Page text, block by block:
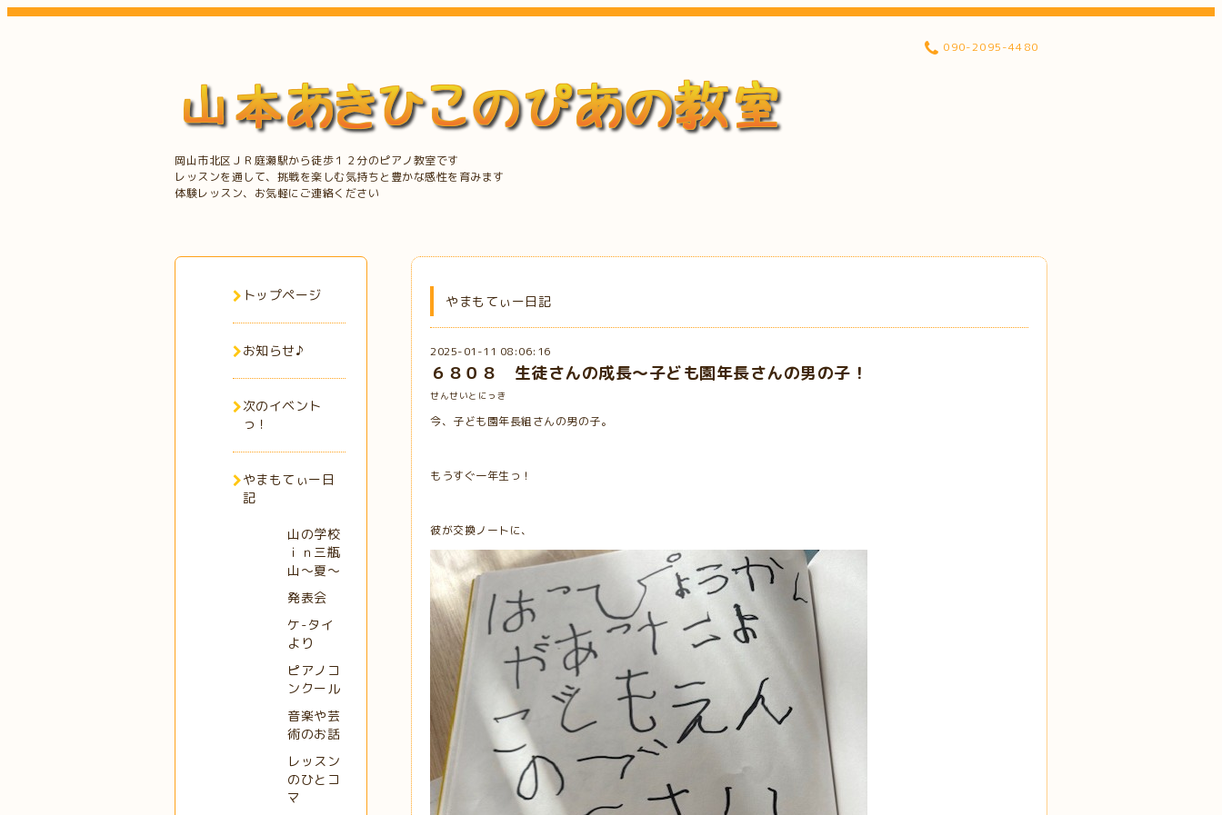
岡山市北区ＪＲ庭瀬駅から徒歩１２分のピアノ教室です
レッスンを通して、挑戦を楽しむ気持ちと豊かな感性を育みます
体験レッスン、お気軽にご連絡ください
090-2095-4480
やまもてぃー日記
2025-01-11 08:06:16
６８０８ 生徒さんの成長～子ども園年長さんの男の子！
せんせいとにっき
今、子ども園年長組さんの男の子。
もうすぐ一年生っ！
彼が交換ノートに、
トップページ
お知らせ♪
次のイベント
っ！
やまもてぃー日
記
山の学校
ｉｎ三瓶
山～夏～
発表会
ケ-タイ
より
ピアノコ
ンクール
音楽や芸
術のお話
レッスン
のひとコ
マ